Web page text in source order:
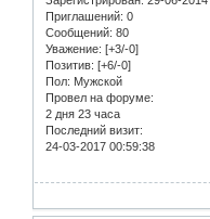
Приглашений: 0
Сообщений: 80
Уважение: [+3/-0]
Позитив: [+6/-0]
Пол: Мужской
Провел на форуме:
2 дня 23 часа
Последний визит:
24-03-2017 00:59:38